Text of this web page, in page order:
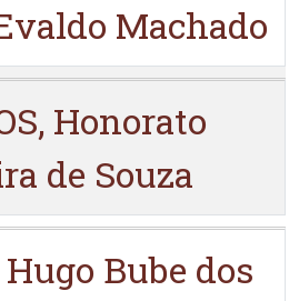
Machado
Honorato
de Souza
Bube dos